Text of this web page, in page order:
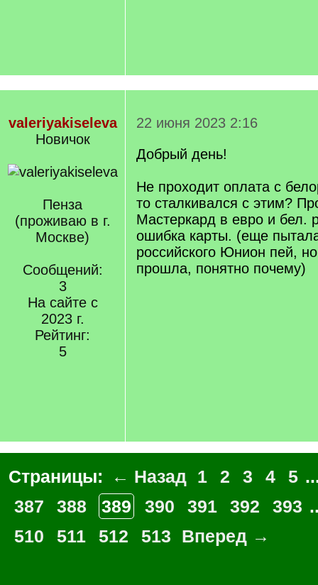
valeriyakiseleva
Новичок
Пенза
(проживаю в г.
Москве)
Сообщений:
3
На сайте с
2023 г.
Рейтинг:
5
22 июня 2023 2:16
Добрый день!
Не проходит оплата с
то сталкивался с этим?
Мастеркард в евро и бел.
ошибка карты. (еще
российского Юнион пей,
прошла, понятно почему)
Страницы: ← Назад 1 2 3 4 5
387
388 389 390 391 392 393
510
511 512 513 Вперед →